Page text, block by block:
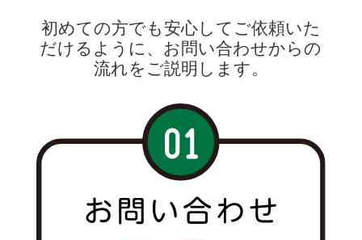
初めての方でも安心してご依頼いた
だけるように、お問い合わせからの
流れをご説明します。